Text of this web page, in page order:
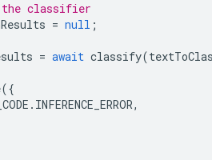
classifier
= null ;
= await classify(
({
. INFERENCE_ERROR,